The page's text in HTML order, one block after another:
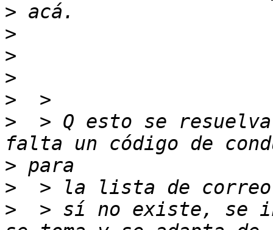
>
>
>
>
>
>
> Q esto se
>
>
>
> sí no existe, se